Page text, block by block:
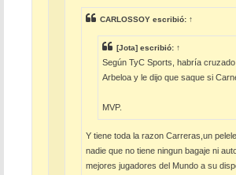
CARLOSSOY escribió: ↑
[Jota] escribió: ↑
Según TyC Sports, habría
Arbeloa y le dijo que saque si
MVP.
Y tiene toda la razon Carreras,un
nadie que no tiene ningun bagaje ni
mejores jugadores del Mundo a su